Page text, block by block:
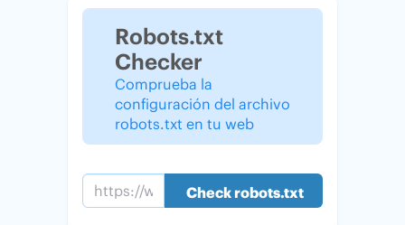
Robots.txt
Checker
Comprueba la
configuración del archivo
robots.txt en tu web